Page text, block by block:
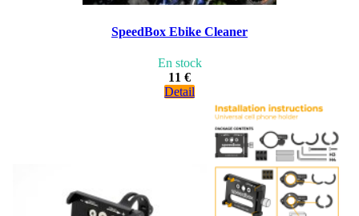
SpeedBox Ebike Cleaner
En stock
11 €
Detail